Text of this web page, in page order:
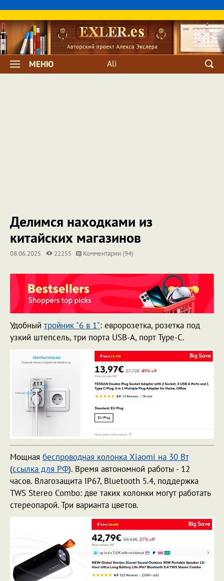
МЕНЮ Ali
Делимся находками из
китайских магазинов
08.06.2025 22255 Комментарии (94)
Удобный тройник "6 в 1": евророзетка, розетка под
узкий штепсель, три порта USB-A, порт Type-C.
Мощная беспроводная колонка Xiaomi на 30 Вт
(ссылка для РФ). Время автономной работы - 12
часов. Влагозащита IP67, Bluetooth 5.4, поддержка
TWS Stereo Combo: две таких колонки могут работать
стереопарой. Три варианта цветов.